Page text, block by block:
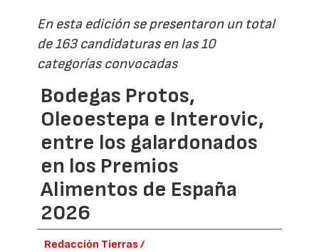
En esta edición se presentaron un total
de 163 candidaturas en las 10
categorías convocadas
Bodegas Protos,
Oleoestepa e Interovic,
entre los galardonados
en los Premios
Alimentos de España
2026
Redacción Tierras /